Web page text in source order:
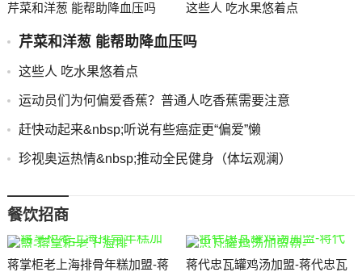
芹菜和洋葱 能帮助降血压吗 这些人 吃水果悠着点
芹菜和洋葱 能帮助降血压吗
这些人 吃水果悠着点
运动员们为何偏爱香蕉？普通人吃香蕉需要注意
赶快动起来&nbsp;听说有些癌症更“偏爱”懒
珍视奥运热情&nbsp;推动全民健身（体坛观澜）
餐饮招商
蒋掌柜老上海排骨年糕加盟-蒋
蒋代忠瓦罐鸡汤加盟-蒋代忠瓦